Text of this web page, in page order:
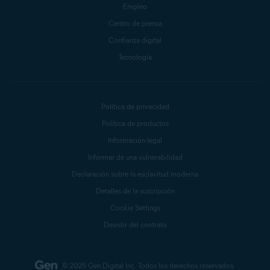
Empleo
Centro de prensa
Confianza digital
Tecnología
© 2025 Gen Digital Inc. Todos los derechos reservados.
Política de privacidad
Política de productos
Información legal
Informar de una vulnerabilidad
Declaración sobre la esclavitud moderna
Detalles de la suscripción
Cookie Settings
Desistir del contrato